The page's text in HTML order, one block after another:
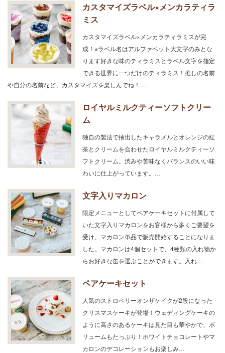
カスタマイズラベル×メンカラティラ
ミス
カスタマイズラベル×メンカラティラミスが完
成！※ラベル名はアルファベット大文字のみとな
ります好きな味のティラミスとラベル文字を指定
できる世界に一つだけのティラミス！推しの名前
や自分の名前など、カスタマイズを楽しんでね！…
ロイヤルミルクティーソフトクリー
ム
独自の製法で抽出したキャラメルとオレンジの紅
茶とクリームを合わせたロイヤルミルクティーソ
フトクリーム。渋みや苦味なくバランスのいい味
わいに仕上がっています。…
文字入りマカロン
限定メニューとしてペアケーキセットに付属して
いた文字入りマカロンをお客様から多くご要望を
受け、マカロン単品で販売開始することになりま
した。マカロンは4個セットで、4種類の入れ物か
らお好きな缶を選ぶことができます。入れ…
ペアケーキセット
人気のストロベリーオンザケイクが2段になった
クリスマスケーキが登場！ウェディングケーキの
ように高さのあるケーキは見た目も華やかで、ボ
リュームもたっぷり！ホワイトチョコレートやマ
カロンのデコレーションもお楽しみ…